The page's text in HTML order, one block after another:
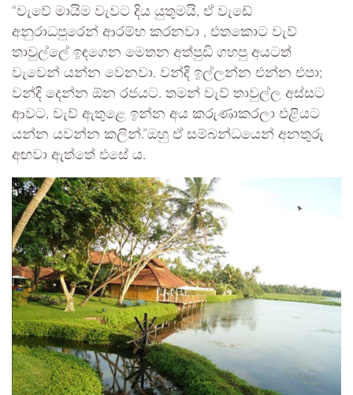
“වැවේ මායිම වැවට දිය යුතුමයි, ඒ වැඩේ
අනුරාධපුරෙන් ආරම්භ කරනවා , එතකොට වැව්
තාවුල්ලේ ඉඳගෙන මෙතන අත්පුඩි ගහපු අයටත්
වැවෙන් යන්න වෙනවා. වන්දි ඉල්ලන්න එන්න එපා;
වන්දි දෙන්න ඕන රජයට. තමන් වැව් තාවුල්ල අස්සට
ආවට, වැව් ඇතුළෙ ඉන්න අය කරුණාකරලා එළියට
යන්න යවන්න කලින්.”ඔහු ඒ සම්බන්ධයෙන් අනතුරු
අඟවා ඇත්තේ එසේ ය.